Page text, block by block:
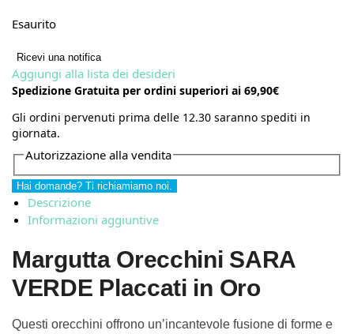
Esaurito
Ricevi una notifica
Aggiungi alla lista dei desideri
Spedizione Gratuita per ordini superiori ai 69,90€
Gli ordini pervenuti prima delle 12.30 saranno spediti in
giornata.
Autorizzazione alla vendita
Hai domande? Ti richiamiamo noi.
Descrizione
Informazioni aggiuntive
Margutta Orecchini SARA
VERDE Placcati in Oro
Questi orecchini offrono un’incantevole fusione di forme e